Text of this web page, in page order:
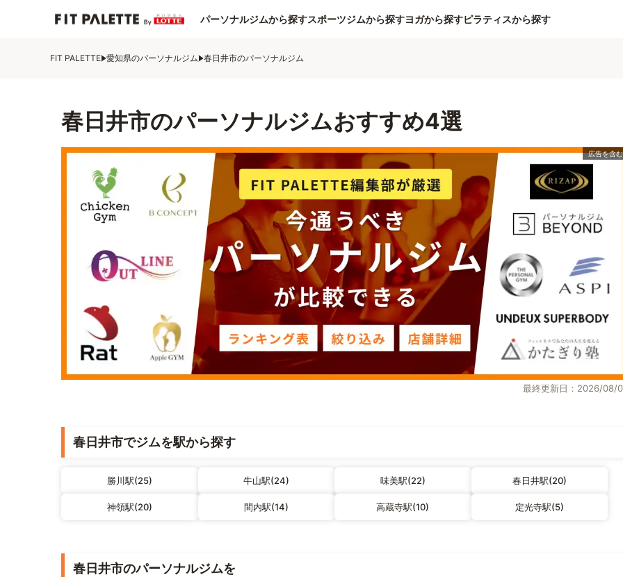
パーソナルジムから探すスポーツジムから探すヨガから探すピラティスから探す
FIT PALETTE 愛知県のパーソナルジム 春日井市のパーソナルジム
春日井市のパーソナルジムおすすめ4選
最終更新日：2026/08/
春日井市でジムを駅から探す
勝川駅(25) 牛山駅(24) 味美駅(22) 春日井駅(20)
神領駅(20) 間内駅(14) 高蔵寺駅(10) 定光寺駅(5)
春日井市のパーソナルジムを